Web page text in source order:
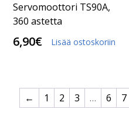
Servomoottori TS90A,
360 astetta
6,90€ Lisää ostoskoriin
← 1 2 3 … 6 7